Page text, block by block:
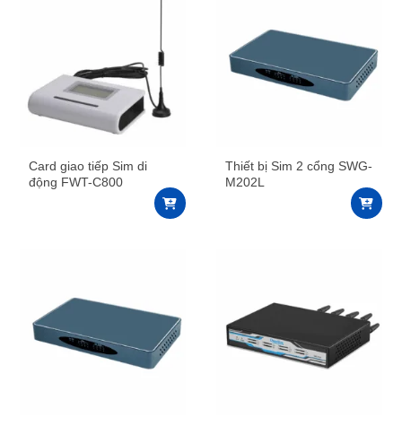
Card giao tiếp Sim di
động FWT-C800
Thiết bị Sim 2 cổng SWG-
M202L